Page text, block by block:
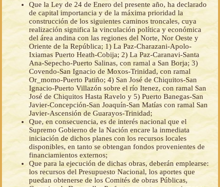
Que la Ley de 24 de Enero del presente año, ha declarado
de capital importancia y de la máxima prioridad la
construcción de los siguientes caminos troncales, cuya
realización significa la vinculación política y económica
del área andina con las regiones del Norte, Nor Oeste y
Oriente de la República; 1) La Paz-Charazani-Apolo-
Ixiamas Puerto Heath-Cobija; 2) La Paz-Caranavi-Santa
Ana-Sepecho-Puerto Salinas, con ramal a San Borja; 3)
Covendo-San Ignacio de Moxos-Trinidad, con ramal
Or_momo-Puerto Patiño; 4) San José de Chiquitos-San
Ignacio-Puerto Villazón sobre el río Itenez, con ramal San
José de Chiquitos Hasta Ravelo y 5) Puerto Banegas-San
Javier-Concepción-San Joaquín-San Matías con ramal San
Javier-Ascensión de Guarayos-Trinidad;
Que, en consecuencia, es de interés nacional que el
Supremo Gobierno de la Nación encare la inmediata
iniciación de dichos planes con los recursos locales
disponibles, en tanto se obtengan fondos provenientes de
financiamientos externos;
Que para la ejecución de dichas obras, deberán emplearse:
los recursos del Presupuesto Nacional, los aportes que
puedan obtenerse de los Comités de obras Públicas,